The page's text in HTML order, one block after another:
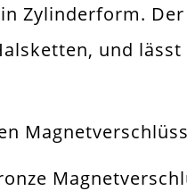
Bronze
Schmuckverschluss
Zylinderform.
und